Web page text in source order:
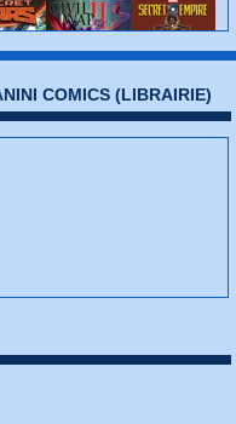
COMICS (LIBRAIRIE)